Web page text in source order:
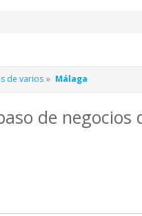
de varios Málaga
de negocios